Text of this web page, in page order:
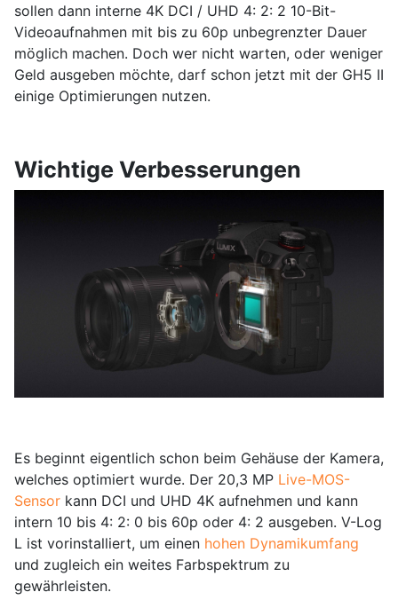
sollen dann interne 4K DCI / UHD 4: 2: 2 10-Bit-
Videoaufnahmen mit bis zu 60p unbegrenzter Dauer
möglich machen. Doch wer nicht warten, oder weniger
Geld ausgeben möchte, darf schon jetzt mit der GH5 II
einige Optimierungen nutzen.
Wichtige Verbesserungen
Es beginnt eigentlich schon beim Gehäuse der Kamera,
welches optimiert wurde. Der 20,3 MP Live-MOS-
Sensor kann DCI und UHD 4K aufnehmen und kann
intern 10 bis 4: 2: 0 bis 60p oder 4: 2 ausgeben. V-Log
L ist vorinstalliert, um einen hohen Dynamikumfang
und zugleich ein weites Farbspektrum zu
gewährleisten.